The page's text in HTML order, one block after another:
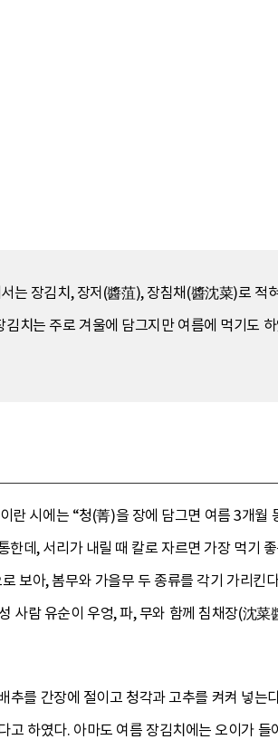
는 장김치, 장저(醬菹), 장침채(醬沈菜)로 적
치는 주로 겨울에 담그지만 여름에 먹기도
시에는 “청(菁)을 장에 담그면 여름 3개월
데, 서리가 내릴 때 칼로 자르면 가장 먹기
보아, 봄무와 가을무 두 종류를 각기 가리킨
사람 유순이 우엉, 파, 무와 함께 침채장(沈菜
를 간장에 절이고 청각과 고추를 켜켜 넣는
하였다. 아마도 여름 장김치에는 오이가 들